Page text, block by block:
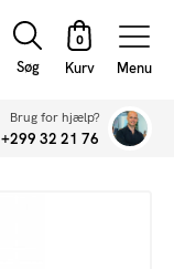
Søg Menu
Brug for hjælp?
+299 32 21 76